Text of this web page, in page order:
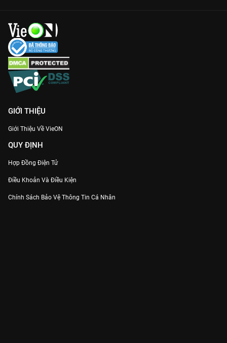
GIỚI THIỆU
Giới Thiệu Về VieON
QUY ĐỊNH
Hợp Đồng Điện Tử
Điều Khoản Và Điều Kiện
Chính Sách Bảo Vệ Thông Tin Cá Nhân